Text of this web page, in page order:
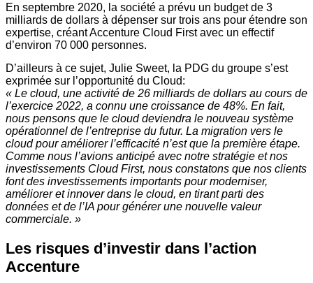
En septembre 2020, la société a prévu un budget de 3
milliards de dollars à dépenser sur trois ans pour étendre son
expertise, créant Accenture Cloud First avec un effectif
d’environ 70 000 personnes.
D’ailleurs à ce sujet, Julie Sweet, la PDG du groupe s’est
exprimée sur l’opportunité du Cloud:
« Le cloud, une activité de 26 milliards de dollars au cours de
l’exercice 2022, a connu une croissance de 48%. En fait,
nous pensons que le cloud deviendra le nouveau système
opérationnel de l’entreprise du futur. La migration vers le
cloud pour améliorer l’efficacité n’est que la première étape.
Comme nous l’avions anticipé avec notre stratégie et nos
investissements Cloud First, nous constatons que nos clients
font des investissements importants pour moderniser,
améliorer et innover dans le cloud, en tirant parti des
données et de l’IA pour générer une nouvelle valeur
commerciale. »
Les risques d’investir dans l’action
Accenture